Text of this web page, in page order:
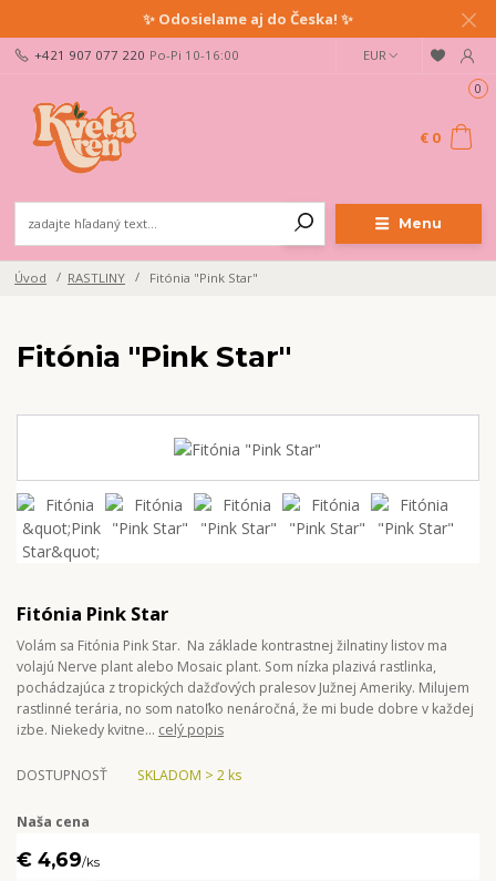
✨ Odosielame aj do Česka! ✨
Menu
EUR
+421 907 077 220 Po-Pi 10-16:00
0
€ 0
Úvod RASTLINY Fitónia "Pink Star"
Fitónia "Pink Star"
Fitónia Pink Star
Volám sa Fitónia Pink Star. Na základe kontrastnej žilnatiny listov ma
volajú Nerve plant alebo Mosaic plant. Som nízka plazivá rastlinka,
pochádzajúca z tropických dažďových pralesov Južnej Ameriky. Milujem
rastlinné terária, no som natoľko nenáročná, že mi bude dobre v každej
izbe. Niekedy kvitne... celý popis
DOSTUPNOSŤ SKLADOM > 2 ks
Naša cena
€ 4,69/ks